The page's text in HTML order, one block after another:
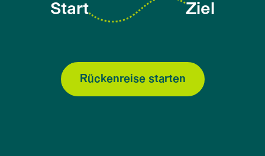
Start Ziel
Rückenreise starten